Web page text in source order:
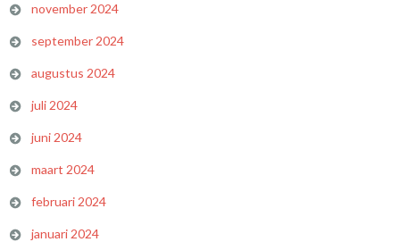
november 2024
september 2024
augustus 2024
juli 2024
juni 2024
maart 2024
februari 2024
januari 2024